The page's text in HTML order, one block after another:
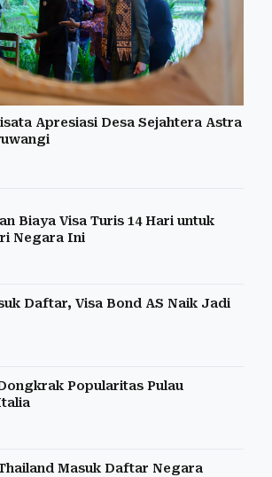
Apresiasi Desa Sejahtera Astra
Biaya Visa Turis 14 Hari untuk
Negara Ini
Daftar, Visa Bond AS Naik Jadi
Popularitas Pulau
Masuk Daftar Negara